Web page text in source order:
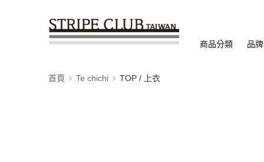
商品分類 品
首頁 Te chichi TOP / 上衣